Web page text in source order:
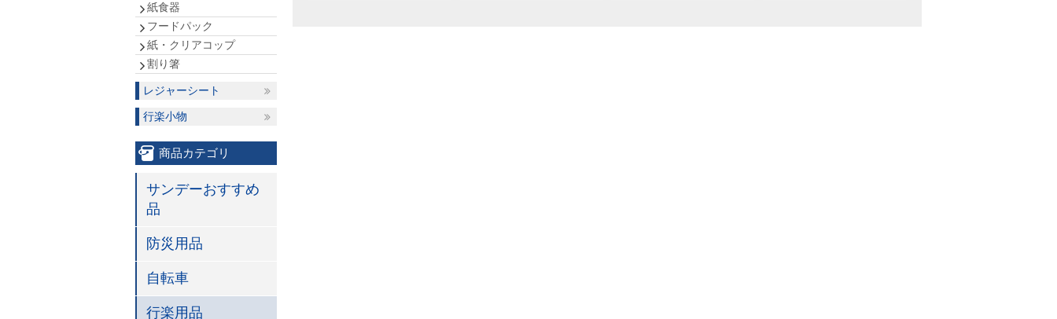
紙食器
フードパック
紙・クリアコップ
割り箸
レジャーシート
行楽小物
商品カテゴリ
サンデーおすすめ
品
防災用品
自転車
行楽用品